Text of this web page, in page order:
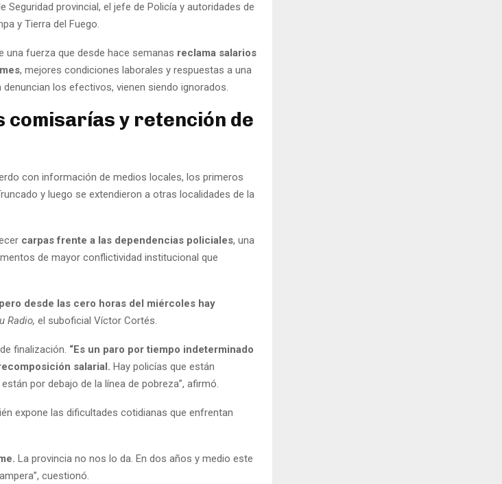
Seguridad provincial, el jefe de Policía y autoridades de
y Tierra del Fuego.
una fuerza que desde hace semanas reclama salarios
, mejores condiciones laborales y respuestas a una
los efectivos, vienen siendo ignorados.
comisarías y retención de
con información de medios locales, los primeros
y luego se extendieron a otras localidades de la
carpas frente a las dependencias policiales, una
de mayor conflictividad institucional que
desde las cero horas del miércoles hay
Radio, el suboficial Víctor Cortés.
finalización. “Es un paro por tiempo indeterminado
salarial. Hay policías que están
por debajo de la línea de pobreza”, afirmó.
expone las dificultades cotidianas que enfrentan
La provincia no nos lo da. En dos años y medio este
cuestionó.